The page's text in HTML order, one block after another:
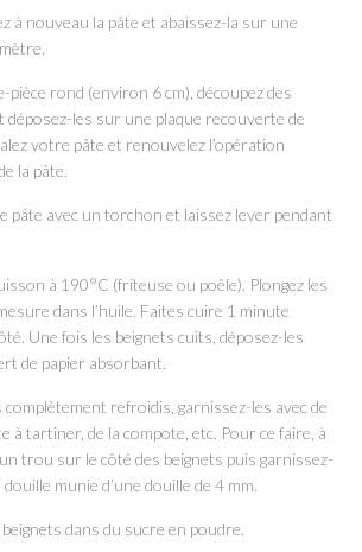
à nouveau la pâte et abaissez-la sur une
pièce rond (environ 6 cm), découpez des
déposez-les sur une plaque recouverte de
votre pâte et renouvelez l’opération
la pâte.
pâte avec un torchon et laissez lever pendant
à 190°C (friteuse ou poêle). Plongez les
dans l’huile. Faites cuire 1 minute
Une fois les beignets cuits, déposez-les
de papier absorbant.
complètement refroidis, garnissez-les avec de
à tartiner, de la compote, etc. Pour ce faire, à
un trou sur le côté des beignets puis garnissez-
munie d’une douille de 4 mm.
dans du sucre en poudre.